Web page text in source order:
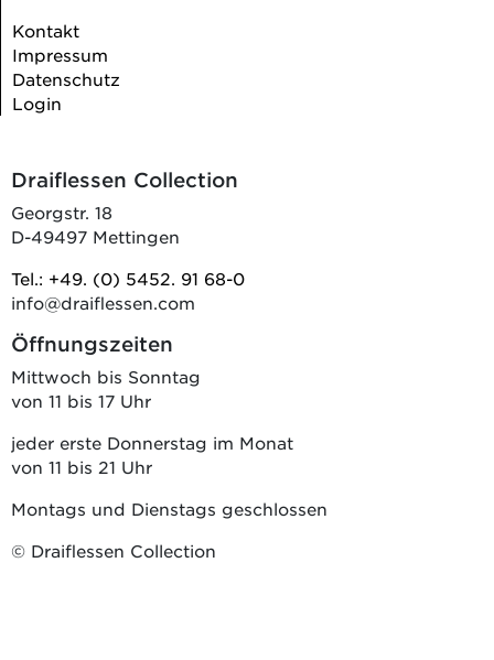
Kontakt
Impressum
Datenschutz
Login
Draiflessen Collection
Georgstr. 18
D-49497 Mettingen
Tel.: +49. (0) 5452. 91 68-0
info@draiflessen.com
Öffnungszeiten
Mittwoch bis Sonntag
von 11 bis 17 Uhr
jeder erste Donnerstag im Monat
von 11 bis 21 Uhr
Montags und Dienstags geschlossen
© Draiflessen Collection